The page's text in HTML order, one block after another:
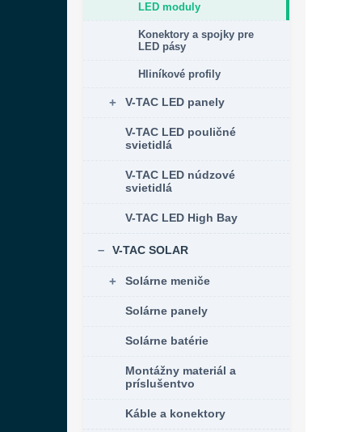
LED moduly
Konektory a spojky pre
LED pásy
Hliníkové profily
V-TAC LED panely
V-TAC LED pouličné
svietidlá
V-TAC LED núdzové
svietidlá
V-TAC LED High Bay
V-TAC SOLAR
Solárne meniče
Solárne panely
Solárne batérie
Montážny materiál a
príslušentvo
Káble a konektory